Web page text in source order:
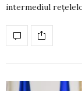
intermediul